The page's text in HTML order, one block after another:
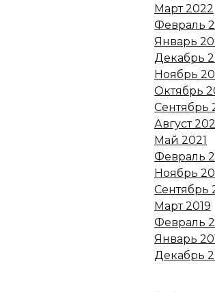
Март 2022
Февраль
Январь
Декабрь
Ноябрь
Октябрь
Сентябрь
Август
Май 2021
Февраль
Ноябрь
Сентябрь
Март 2019
Февраль
Январь
Декабрь